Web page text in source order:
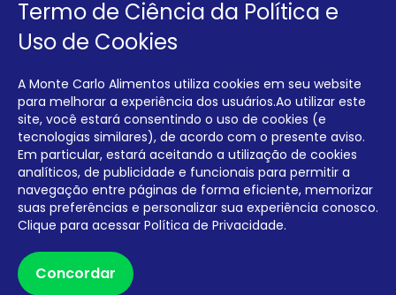
Compre na
MCA Virtual!
Siga a Monte Carlo Alimentos nas redes sociais!
INTERFRIOS COMÉRCIO DE FRIOS E LATICÍNIOS EIRELI CNPJ:
00.140.150/0001-09 INSCRIÇÃO ESTADUAL: 112.576.117.113
Termo de Ciência da Política e
Uso de Cookies
A Monte Carlo Alimentos utiliza cookies em seu website
para melhorar a experiência dos usuários.Ao utilizar este
site, você estará consentindo o uso de cookies (e
tecnologias similares), de acordo com o presente aviso.
Em particular, estará aceitando a utilização de cookies
analíticos, de publicidade e funcionais para permitir a
navegação entre páginas de forma eficiente, memorizar
suas preferências e personalizar sua experiência conosco.
Clique para acessar Política de Privacidade.
Concordar